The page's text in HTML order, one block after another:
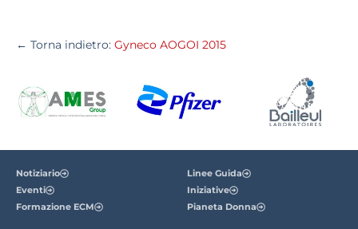
← Torna indietro: Gyneco AOGOI 2015
Notiziario
Eventi
Formazione ECM
Linee Guida
Iniziative
Pianeta Donna